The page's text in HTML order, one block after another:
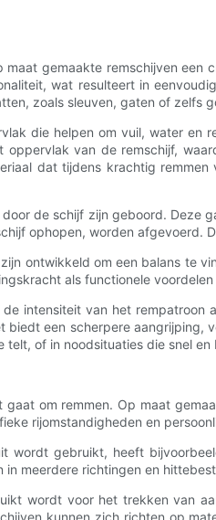
gemaakte remschijven
wat resulteert in
zoals sleuven, gaten of zelfs
die helpen om vuil, water
van de remschijf,
dat tijdens krachtig
de schijf zijn geboord.
ophopen, worden afgevoerd.
ontwikkeld om een ​​balans te
als functionele
intensiteit van het
een scherpere
of in noodsituaties die snel
om remmen. Op maat
rijomstandigheden en
wordt gebruikt, heeft
meerdere richtingen en
wordt voor het trekken van
kunnen zich richten op